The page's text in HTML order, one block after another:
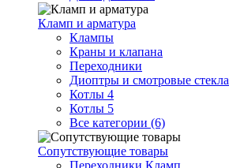
Кламп и арматура
Клампы
Краны и клапана
Переходники
Диоптры и смотровые стекла
Котлы 4
Котлы 5
Все категории (6)
Сопутствующие товары
Переходники Кламп